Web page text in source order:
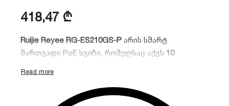
418,47 ₾
Ruijie Reyee RG-ES210GS-P არის სმარტ
მართვადი PoE სვიჩი, რომელსაც აქვს 10
ვიდეო მეთვალყურეობის სისტემებისა და
ოფისებისთვის, სადაც საჭიროა მაღალი